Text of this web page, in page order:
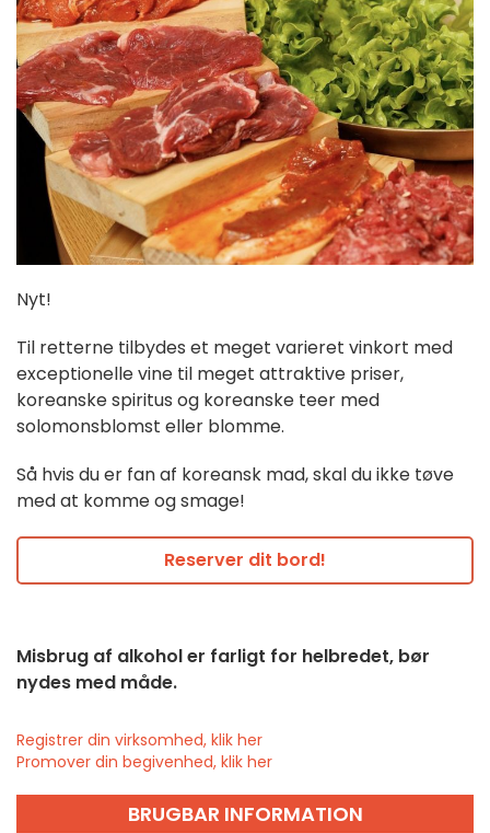
Nyt!
Til retterne tilbydes et meget varieret vinkort med
exceptionelle vine til meget attraktive priser,
koreanske spiritus og koreanske teer med
solomonsblomst eller blomme.
Så hvis du er fan af koreansk mad, skal du ikke tøve
med at komme og smage!
Reserver dit bord!
Misbrug af alkohol er farligt for helbredet, bør
nydes med måde.
Registrer din virksomhed, klik her
Promover din begivenhed, klik her
BRUGBAR INFORMATION